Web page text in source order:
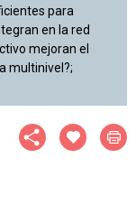
para
en la red
mejoran el
multinivel?;